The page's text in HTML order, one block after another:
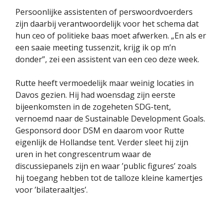
Persoonlijke assistenten of perswoordvoerders
zijn daarbij verantwoordelijk voor het schema dat
hun ceo of politieke baas moet afwerken. „En als er
een saaie meeting tussenzit, krijg ik op m’n
donder”, zei een assistent van een ceo deze week.
Rutte heeft vermoedelijk maar weinig locaties in
Davos gezien. Hij had woensdag zijn eerste
bijeenkomsten in de zogeheten SDG-tent,
vernoemd naar de Sustainable Development Goals.
Gesponsord door DSM en daarom voor Rutte
eigenlijk de Hollandse tent. Verder sleet hij zijn
uren in het congrescentrum waar de
discussiepanels zijn en waar ’public figures’ zoals
hij toegang hebben tot de talloze kleine kamertjes
voor ’bilateraaltjes’.